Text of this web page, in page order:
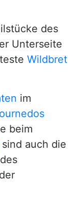
des
Unterseite
Wildbret
im
beim
sind auch die